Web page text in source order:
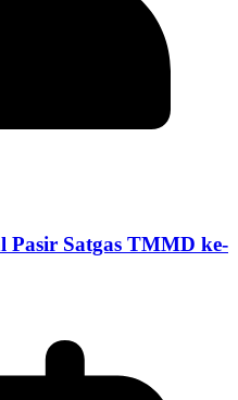
Satgas TMMD ke-